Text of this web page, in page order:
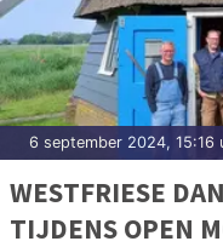
6 september 2024, 15:16
WESTFRIESE
TIJDENS OPEN